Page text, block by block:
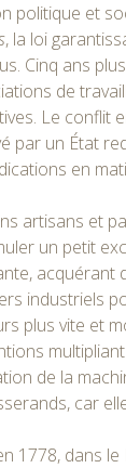
politique et
, la loi
Cinq ans
de
Le conflit
par un État
en
artisans et
un petit
acquérant
industriels
plus vite et
de la
car
1778, dans